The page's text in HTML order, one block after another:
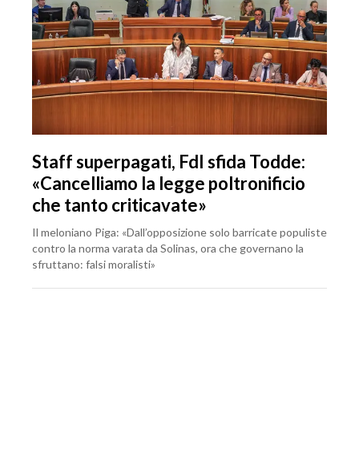
Staff superpagati, FdI sfida Todde:
«Cancelliamo la legge poltronificio
che tanto criticavate»
Il meloniano Piga: «Dall’opposizione solo barricate populiste
contro la norma varata da Solinas, ora che governano la
sfruttano: falsi moralisti»